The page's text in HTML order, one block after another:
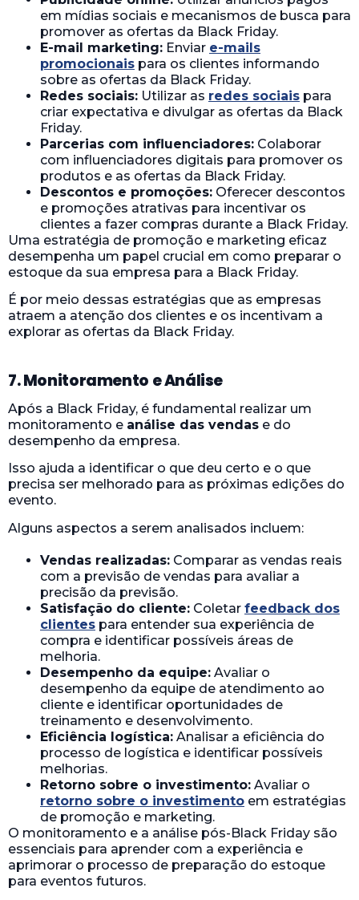
em mídias sociais e mecanismos de busca para
promover as ofertas da Black Friday.
E-mail marketing: Enviar e-mails
promocionais para os clientes informando
sobre as ofertas da Black Friday.
Redes sociais: Utilizar as redes sociais para
criar expectativa e divulgar as ofertas da Black
Friday.
Parcerias com influenciadores: Colaborar
com influenciadores digitais para promover os
produtos e as ofertas da Black Friday.
Descontos e promoções: Oferecer descontos
e promoções atrativas para incentivar os
clientes a fazer compras durante a Black Friday.
Uma estratégia de promoção e marketing eficaz
desempenha um papel crucial em como preparar o
estoque da sua empresa para a Black Friday.
É por meio dessas estratégias que as empresas
atraem a atenção dos clientes e os incentivam a
explorar as ofertas da Black Friday.
7. Monitoramento e Análise
Após a Black Friday, é fundamental realizar um
monitoramento e análise das vendas e do
desempenho da empresa.
Isso ajuda a identificar o que deu certo e o que
precisa ser melhorado para as próximas edições do
evento.
Alguns aspectos a serem analisados incluem:
Vendas realizadas: Comparar as vendas reais
com a previsão de vendas para avaliar a
precisão da previsão.
Satisfação do cliente: Coletar feedback dos
clientes para entender sua experiência de
compra e identificar possíveis áreas de
melhoria.
Desempenho da equipe: Avaliar o
desempenho da equipe de atendimento ao
cliente e identificar oportunidades de
treinamento e desenvolvimento.
Eficiência logística: Analisar a eficiência do
processo de logística e identificar possíveis
melhorias.
Retorno sobre o investimento: Avaliar o
retorno sobre o investimento em estratégias
de promoção e marketing.
O monitoramento e a análise pós-Black Friday são
essenciais para aprender com a experiência e
aprimorar o processo de preparação do estoque
para eventos futuros.